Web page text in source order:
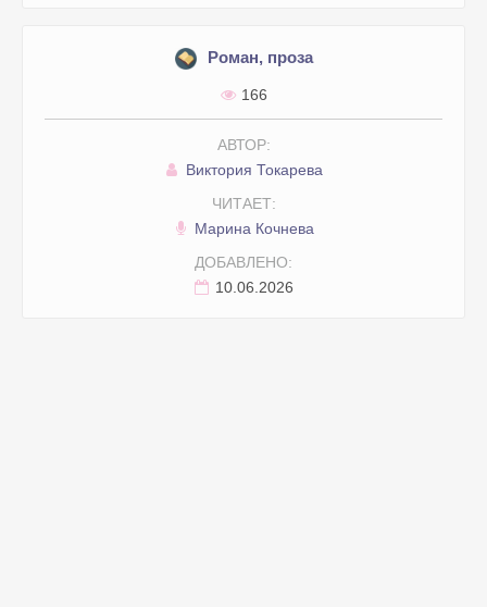
Роман, проза
166
АВТОР:
Виктория Токарева
ЧИТАЕТ:
Марина Кочнева
ДОБАВЛЕНО:
10.06.2026